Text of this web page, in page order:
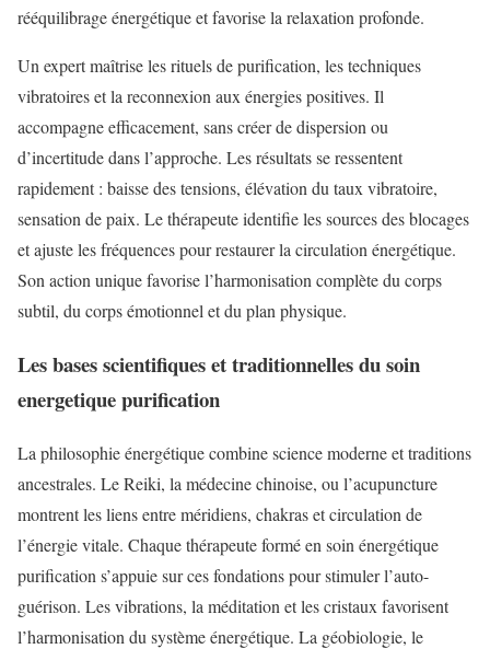
rééquilibrage énergétique et favorise la relaxation profonde.
Un expert maîtrise les rituels de purification, les techniques
vibratoires et la reconnexion aux énergies positives. Il
accompagne efficacement, sans créer de dispersion ou
d’incertitude dans l’approche. Les résultats se ressentent
rapidement : baisse des tensions, élévation du taux vibratoire,
sensation de paix. Le thérapeute identifie les sources des blocages
et ajuste les fréquences pour restaurer la circulation énergétique.
Son action unique favorise l’harmonisation complète du corps
subtil, du corps émotionnel et du plan physique.
Les bases scientifiques et traditionnelles du soin
energetique purification
La philosophie énergétique combine science moderne et traditions
ancestrales. Le Reiki, la médecine chinoise, ou l’acupuncture
montrent les liens entre méridiens, chakras et circulation de
l’énergie vitale. Chaque thérapeute formé en soin énergétique
purification s’appuie sur ces fondations pour stimuler l’auto-
guérison. Les vibrations, la méditation et les cristaux favorisent
l’harmonisation du système énergétique. La géobiologie, le